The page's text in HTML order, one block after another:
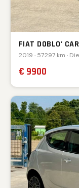
FIAT DOBLO'
2019 · 57.297 km ·
€ 9900